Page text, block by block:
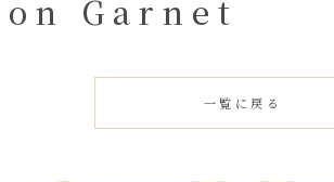
Garnet
一覧に戻る